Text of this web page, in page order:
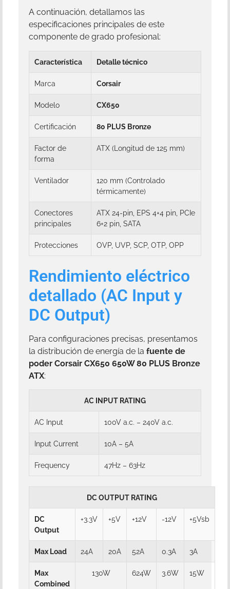
A continuación, detallamos las
especificaciones principales de este
componente de grado profesional:
Característica Detalle técnico
Marca Corsair
Modelo CX650
Certificación 80 PLUS Bronze
Factor de
forma
ATX (Longitud de 125 mm)
Ventilador
120 mm (Controlado
térmicamente)
Conectores
principales
ATX 24-pin, EPS 4+4 pin, PCIe
6+2 pin, SATA
Protecciones OVP, UVP, SCP, OTP, OPP
Rendimiento eléctrico
detallado (AC Input y
DC Output)
Para configuraciones precisas, presentamos
la distribución de energía de la fuente de
poder Corsair CX650 650W 80 PLUS Bronze
ATX:
AC INPUT RATING
AC Input 100V a.c. – 240V a.c.
Input Current 10A – 5A
Frequency 47Hz – 63Hz
DC OUTPUT RATING
DC
Output
+3.3V +5V +12V -12V +5Vsb
Max Load 24A 20A 52A 0.3A 3A
Max
Combined
130W 624W 3.6W 15W